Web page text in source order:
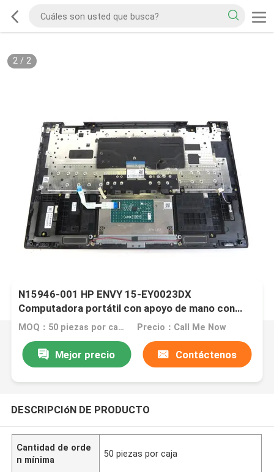
2/ 2
N15946-001 HP ENVY 15-EY0023DX
Computadora portátil con apoyo de mano con
conjunto de teclado touchpad
MOQ：50 piezas por caja Precio：Call Me Now
Mejor precio Contáctenos
DESCRIPCIóN DE PRODUCTO
Cantidad de orde
n mínima
50 piezas por caja